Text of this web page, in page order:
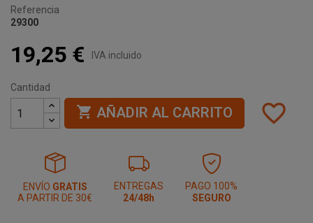
Referencia
29300
19,25 € IVA incluido
Cantidad
 AÑADIR AL CARRITO favorite_border
ENVÍO GRATIS
A PARTIR DE 30€
ENTREGAS
24/48h
PAGO 100%
SEGURO